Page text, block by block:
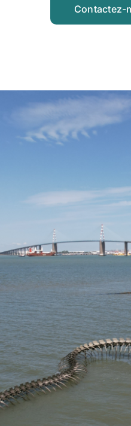
Contactez-